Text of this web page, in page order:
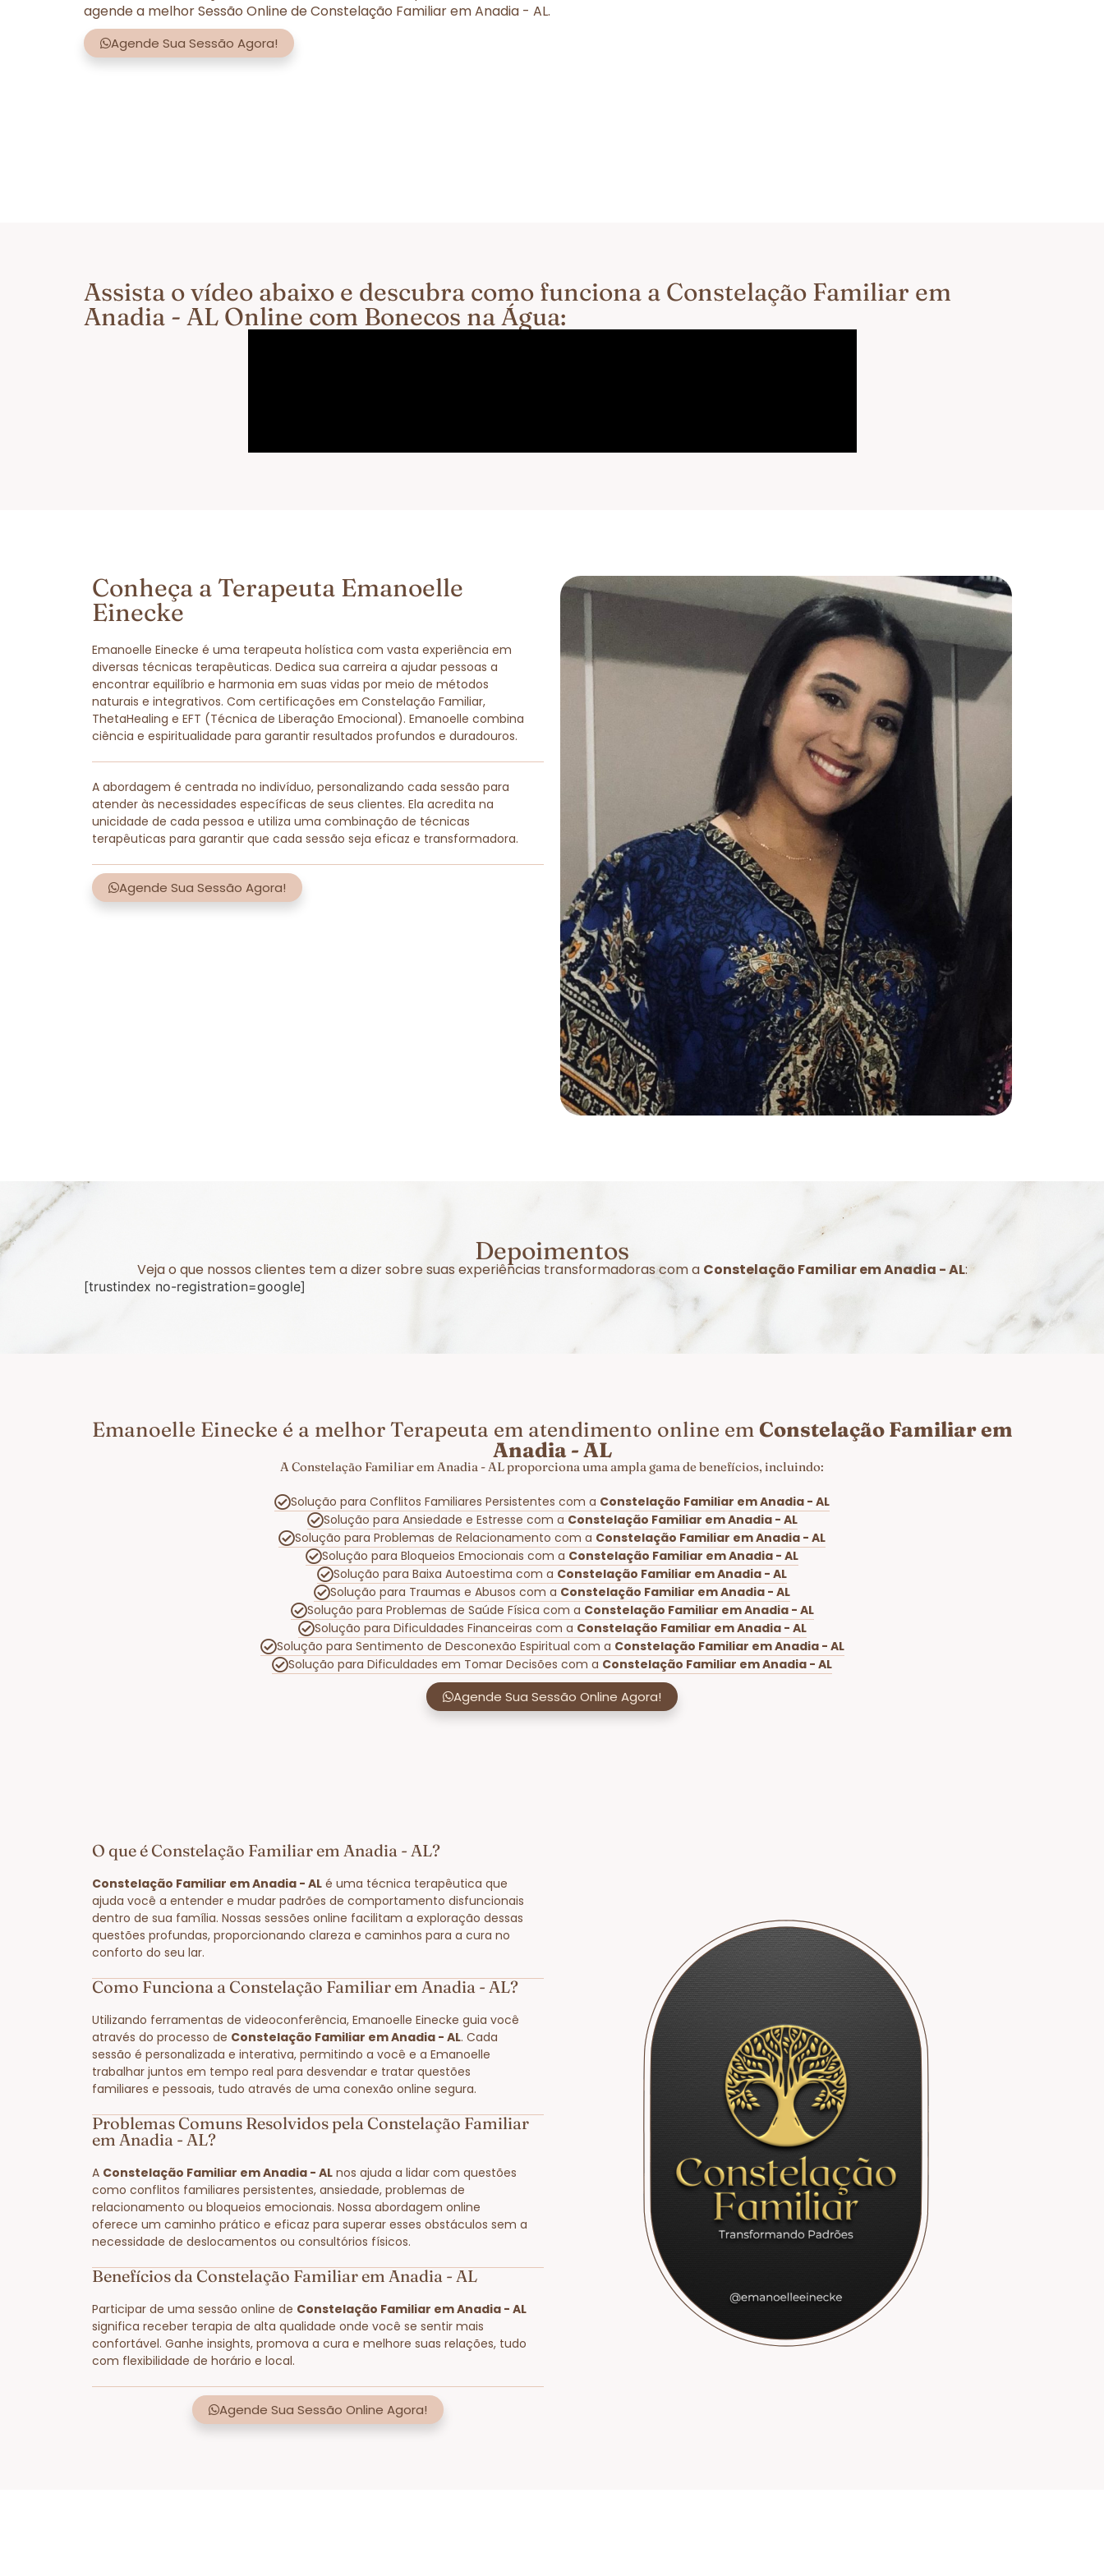
agende a melhor Sessão Online de Constelação Familiar em Anadia - AL.
Agende Sua Sessão Agora!
Assista o vídeo abaixo e descubra como funciona a Constelação Familiar em
Anadia - AL Online com Bonecos na Água:
Conheça a Terapeuta Emanoelle
Einecke
Emanoelle Einecke é uma terapeuta holística com vasta experiência em
diversas técnicas terapêuticas. Dedica sua carreira a ajudar pessoas a
encontrar equilíbrio e harmonia em suas vidas por meio de métodos
naturais e integrativos. Com certificações em Constelação Familiar,
ThetaHealing e EFT (Técnica de Liberação Emocional). Emanoelle combina
ciência e espiritualidade para garantir resultados profundos e duradouros.
A abordagem é centrada no indivíduo, personalizando cada sessão para
atender às necessidades específicas de seus clientes. Ela acredita na
unicidade de cada pessoa e utiliza uma combinação de técnicas
terapêuticas para garantir que cada sessão seja eficaz e transformadora.
Agende Sua Sessão Agora!
Depoimentos
Veja o que nossos clientes tem a dizer sobre suas experiências transformadoras com a Constelação Familiar em Anadia - AL:
[trustindex no-registration=google]
Emanoelle Einecke é a melhor Terapeuta em atendimento online em Constelação Familiar em
Anadia - AL
A Constelação Familiar em Anadia - AL proporciona uma ampla gama de benefícios, incluindo:
Solução para Conflitos Familiares Persistentes com a Constelação Familiar em Anadia - AL
Solução para Ansiedade e Estresse com a Constelação Familiar em Anadia - AL
Solução para Problemas de Relacionamento com a Constelação Familiar em Anadia - AL
Solução para Bloqueios Emocionais com a Constelação Familiar em Anadia - AL
Solução para Baixa Autoestima com a Constelação Familiar em Anadia - AL
Solução para Traumas e Abusos com a Constelação Familiar em Anadia - AL
Solução para Problemas de Saúde Física com a Constelação Familiar em Anadia - AL
Solução para Dificuldades Financeiras com a Constelação Familiar em Anadia - AL
Solução para Sentimento de Desconexão Espiritual com a Constelação Familiar em Anadia - AL
Solução para Dificuldades em Tomar Decisões com a Constelação Familiar em Anadia - AL
Agende Sua Sessão Online Agora!
O que é Constelação Familiar em Anadia - AL?
Constelação Familiar em Anadia - AL é uma técnica terapêutica que
ajuda você a entender e mudar padrões de comportamento disfuncionais
dentro de sua família. Nossas sessões online facilitam a exploração dessas
questões profundas, proporcionando clareza e caminhos para a cura no
conforto do seu lar.
Como Funciona a Constelação Familiar em Anadia - AL?
Utilizando ferramentas de videoconferência, Emanoelle Einecke guia você
através do processo de Constelação Familiar em Anadia - AL. Cada
sessão é personalizada e interativa, permitindo a você e a Emanoelle
trabalhar juntos em tempo real para desvendar e tratar questões
familiares e pessoais, tudo através de uma conexão online segura.
Problemas Comuns Resolvidos pela Constelação Familiar
em Anadia - AL?
A Constelação Familiar em Anadia - AL nos ajuda a lidar com questões
como conflitos familiares persistentes, ansiedade, problemas de
relacionamento ou bloqueios emocionais. Nossa abordagem online
oferece um caminho prático e eficaz para superar esses obstáculos sem a
necessidade de deslocamentos ou consultórios físicos.
Benefícios da Constelação Familiar em Anadia - AL
Participar de uma sessão online de Constelação Familiar em Anadia - AL
significa receber terapia de alta qualidade onde você se sentir mais
confortável. Ganhe insights, promova a cura e melhore suas relações, tudo
com flexibilidade de horário e local.
Agende Sua Sessão Online Agora!